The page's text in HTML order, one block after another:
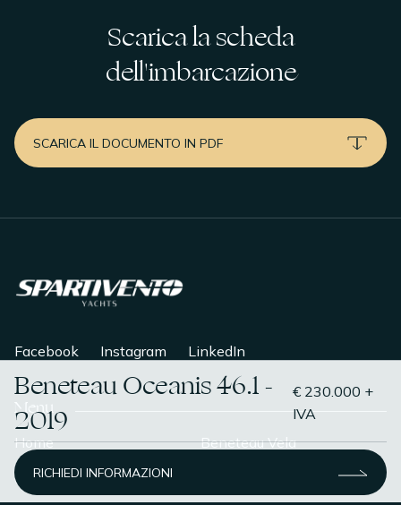
Scarica la scheda
dell'imbarcazione
SCARICA IL DOCUMENTO IN PDF
Beneteau Oceanis 46.1 -
2019
€ 230.000 +
IVA
RICHIEDI INFORMAZIONI
Facebook Instagram LinkedIn
Menu
Home
Chi Siamo
Beneteau Vela